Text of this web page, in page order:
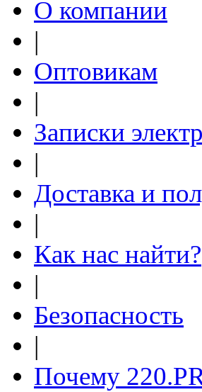
О компании
|
Оптовикам
|
Записки
|
Доставка и
|
Как нас найти?
|
Безопасность
|
Почему